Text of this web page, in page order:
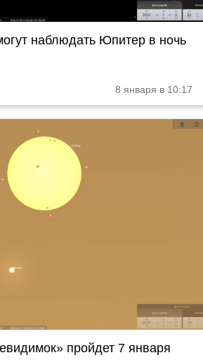
наблюдать Юпитер в ночь
8 января в 10:17
пройдет 7 января